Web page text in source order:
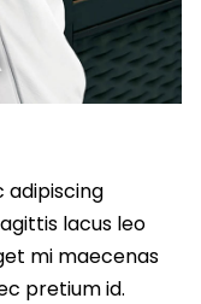
adipiscing
lacus leo
mi maecenas
pretium id.